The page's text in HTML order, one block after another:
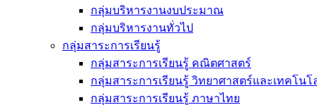
กลุ่มบริหารงานงบประมาณ
กลุ่มบริหารงานทั่วไป
กลุ่มสาระการเรียนรู้
กลุ่มสาระการเรียนรู้ คณิตศาสตร์
กลุ่มสาระการเรียนรู้ วิทยาศาสตร์และเทคโนโ
กลุ่มสาระการเรียนรู้ ภาษาไทย